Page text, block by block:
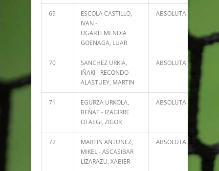
69
ESCOLA CASTILLO,
IVAN -
UGARTEMENDIA
GOENAGA, LUAR
ABSOLUTA
70
SANCHEZ URKIA,
IÑAKI - RECONDO
ALASTUEY, MARTIN
ABSOLUTA
71
EGURZA URKOLA,
BEÑAT - IZAGIRRE
OTAEGI, ZIGOR
ABSOLUTA
72
MARTIN ANTUNEZ,
MIKEL - ASCASIBAR
LIZARAZU, XABIER
ABSOLUTA 1619